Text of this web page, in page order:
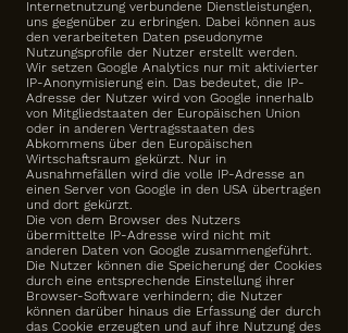
Internetnutzung verbundene Dienstleistungen,
uns gegenüber zu erbringen. Dabei können aus
den verarbeiteten Daten pseudonyme
Nutzungsprofile der Nutzer erstellt werden.
Wir setzen Google Analytics nur mit aktivierter
IP-Anonymisierung ein. Das bedeutet, die IP-
Adresse der Nutzer wird von Google innerhalb
von Mitgliedstaaten der Europäischen Union
oder in anderen Vertragsstaaten des
Abkommens über den Europäischen
Wirtschaftsraum gekürzt. Nur in
Ausnahmefällen wird die volle IP-Adresse an
einen Server von Google in den USA übertragen
und dort gekürzt.
Die von dem Browser des Nutzers
übermittelte IP-Adresse wird nicht mit
anderen Daten von Google zusammengeführt.
Die Nutzer können die Speicherung der Cookies
durch eine entsprechende Einstellung ihrer
Browser-Software verhindern; die Nutzer
können darüber hinaus die Erfassung der durch
das Cookie erzeugten und auf ihre Nutzung des